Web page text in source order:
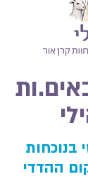
בנוכחות
ההדדי